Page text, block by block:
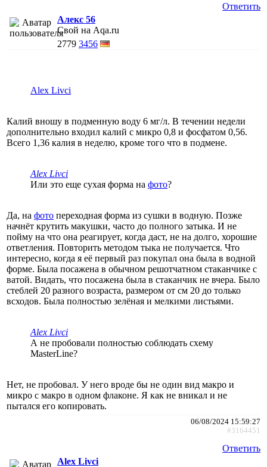
Ответить
Алекс 56
Свой на Aqa.ru
2779 3456
Alex Livci
Калий вношу в подменную воду 6 мг/л. В течении недели
дополнительно входил калий с микро 0,8 и фосфатом 0,56.
Всего 1,36 калия в неделю, кроме того что в подмене.
Alex Livci
Или это еще сухая форма на фото?
Да, на фото переходная форма из сушки в водную. Позже
начнёт крутить макушки, часто до полного затыка. И не
пойму на что она реагирует, когда даст, не на долго, хорошие
ответления. Повторить методом тыка не получается. Что
интересно, когда я её первый раз покупал она была в водной
форме. Была посажена в обычном решотчатном стаканчике с
ватой. Видать, что посажена была в стаканчик не вчера. Было
стеблей 20 разного возраста, размером от см 20 до только
всходов. Была полностью зелёная и мелкими листьями.
Alex Livci
А не пробовали полностью соблюдать схему
MasterLine?
Нет, не пробовал. У него вроде бы не один вид макро и
микро с макро в одном флаконе. Я как не вникал и не
пытался его копировать.
06/08/2024 15:59:27
#3164451
Ответить
Alex Livci